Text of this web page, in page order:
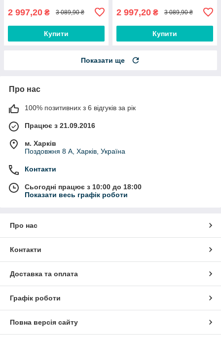
2 997,20 ₴ 3 089,90 ₴
Купити
2 997,20 ₴ 3 089,90 ₴
Купити
Показати ще
Про нас
100% позитивних з 6 відгуків за рік
Працює з 21.09.2016
м. Харків
Поздовжня 8 А, Харків, Україна
Контакти
Сьогодні працює з 10:00 до 18:00
Показати весь графік роботи
Про нас
Контакти
Доставка та оплата
Графік роботи
Повна версія сайту